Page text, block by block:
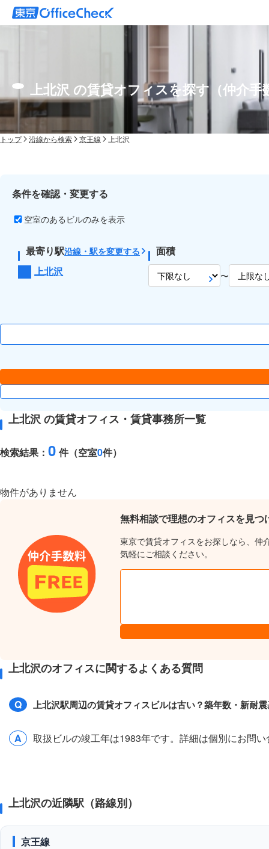
上北沢 の賃貸オフィスを探す（仲介手
トップ 沿線から検索 京王線 上北沢
条件を確認・変更する
空室のあるビルのみを表示
最寄り駅沿線・駅を変更する
上北沢
面積
〜
上北沢 の賃貸オフィス・賃貸事務所一覧
検索結果： 0 件（空室0件）
物件がありません
無料相談で理想のオフィスを見つ
東京で賃貸オフィスをお探しなら、仲
気軽にご相談ください。
上北沢のオフィスに関するよくある質問
Q 上北沢駅周辺の賃貸オフィスビルは古い？築年数・新耐
A 取扱ビルの竣工年は1983年です。詳細は個別にお問
上北沢の近隣駅（路線別）
京王線